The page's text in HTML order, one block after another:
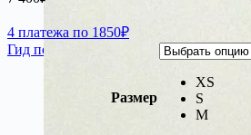
4 платежа по 1850₽
Гид по размерам
Размер
XS
S
M